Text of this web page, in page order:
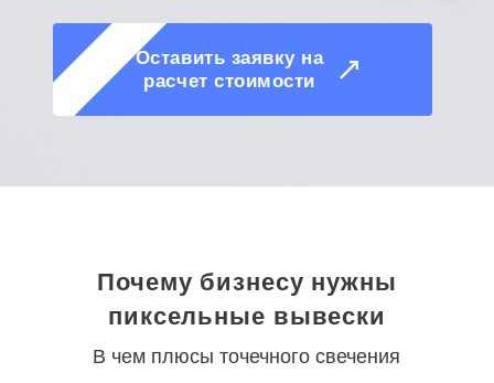
О КОМПАНИИ
Оставить заявку на
расчет стоимости
Почему бизнесу нужны
пиксельные вывески
В чем плюсы точечного свечения